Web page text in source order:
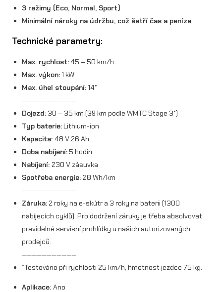
3 režimy (Eco, Normal, Sport)
Minimální nároky na údržbu, což šetří čas a peníze
Technické parametry:
Max. rychlost:45 – 50 km/h
Max. výkon: 1 kW
Max. úhel stoupání: 14°
———————————
Dojezd: 30 – 35 km (39 km podle WMTC Stage 3*)
Typ baterie:Lithium-ion
Kapacita: 48 V 26 Ah
Doba nabíjení:5 hodin
Nabíjení: 230 V zásuvka
Spotřeba energie: 28 Wh/km
———————————
Záruka:2 roky na e-skútr a 3 roky na baterii (1300
nabíjecích cyklů). Pro dodržení záruky je třeba absolvovat
pravidelné servisní prohlídky u našich autorizovaných
prodejců.
———————————
*Testováno při rychlosti 25 km/h; hmotnost jezdce 75 kg.
Aplikace: Ano